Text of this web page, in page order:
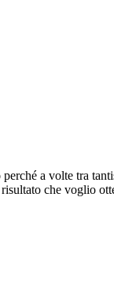
a volte tra
che voglio